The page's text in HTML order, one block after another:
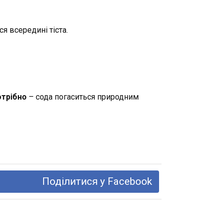
всередині тіста.
– сода погаситься природним
Поділитися у Facebook